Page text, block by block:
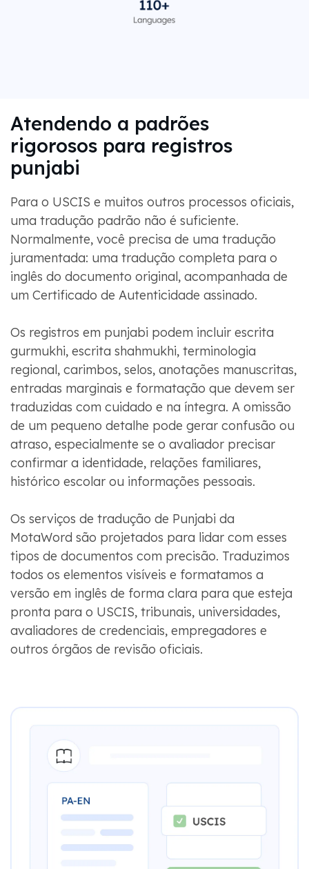
Atendendo a padrões
rigorosos para registros
punjabi
Para o USCIS e muitos outros processos oficiais,
uma tradução padrão não é suficiente.
Normalmente, você precisa de uma tradução
juramentada: uma tradução completa para o
inglês do documento original, acompanhada de
um Certificado de Autenticidade assinado.
Os registros em punjabi podem incluir escrita
gurmukhi, escrita shahmukhi, terminologia
regional, carimbos, selos, anotações manuscritas,
entradas marginais e formatação que devem ser
traduzidas com cuidado e na íntegra. A omissão
de um pequeno detalhe pode gerar confusão ou
atraso, especialmente se o avaliador precisar
confirmar a identidade, relações familiares,
histórico escolar ou informações pessoais.
Os serviços de tradução de Punjabi da
MotaWord são projetados para lidar com esses
tipos de documentos com precisão. Traduzimos
todos os elementos visíveis e formatamos a
versão em inglês de forma clara para que esteja
pronta para o USCIS, tribunais, universidades,
avaliadores de credenciais, empregadores e
outros órgãos de revisão oficiais.